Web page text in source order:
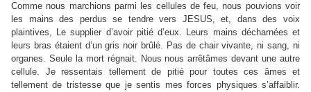
Comme nous marchions parmi les cellules de feu, nous pouvions voir
les mains des perdus se tendre vers JESUS, et, dans des voix
plaintives, Le supplier d’avoir pitié d’eux. Leurs mains décharnées et
leurs bras étaient d’un gris noir brûlé. Pas de chair vivante, ni sang, ni
organes. Seule la mort régnait. Nous nous arrêtâmes devant une autre
cellule. Je ressentais tellement de pitié pour toutes ces âmes et
tellement de tristesse que je sentis mes forces physiques s’affaiblir.